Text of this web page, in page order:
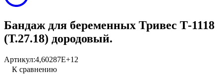
Бандаж для беременных Тривес Т-1118
(Т.27.18) дородовый.
Артикул:4,60287E+12
К сравнению